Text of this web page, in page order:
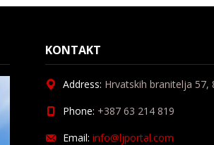
KONTAKT
Address: Hrvatskih branitelja 57,
Phone: +387 63 214 819
Email: info@ljportal.com